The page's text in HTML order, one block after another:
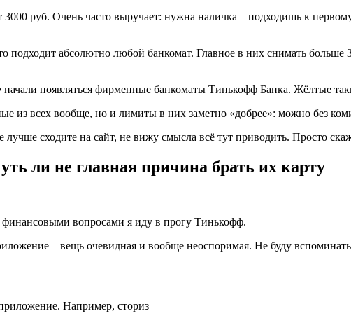
руб. Очень часто выручает: нужна наличка – подходишь к
подходит абсолютно любой банкомат. Главное в них снимать больше
появляться фирменные банкоматы Тинькофф Банка. Жёлтые
из всех вообще, но и лимиты в них заметно «добрее»: можно без
сходите на сайт, не вижу смысла всё тут приводить. Просто
ли не главная причина брать их карту
вопросами я иду в прогу Тинькофф.
– вещь очевидная и вообще неоспоримая. Не буду
Например, сториз